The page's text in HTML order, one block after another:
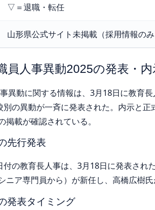
▽＝退職・転任
山形県公式サイト未掲載（採用情報の
員人事異動2025の発表・
異動に関する情報は、3月18日に教育
別の異動が一斉に発表された。内示と
掲載が確認されている。
先行発表
付の教育長人事は、3月18日に発表され
ニア専門員から）が新任し、高橋広樹
発表タイミング